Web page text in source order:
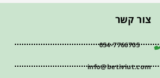
צור קשר
054-7766705
info@betiviut.com